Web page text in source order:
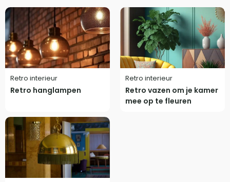
Retro interieur
Retro hanglampen
Retro interieur
Retro vazen om je kamer
mee op te fleuren